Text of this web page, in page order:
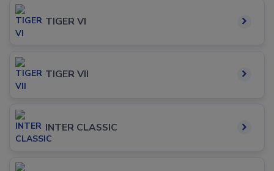
TIGER VI
TIGER VII
INTER CLASSIC